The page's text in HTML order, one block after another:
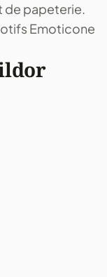
de papeterie.
Emoticone